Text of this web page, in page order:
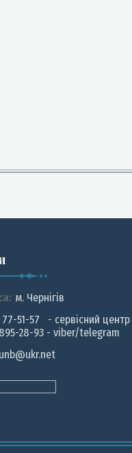
м. Чернiгiв
51-57 - сервісний центр
28-93 - viber/telegram